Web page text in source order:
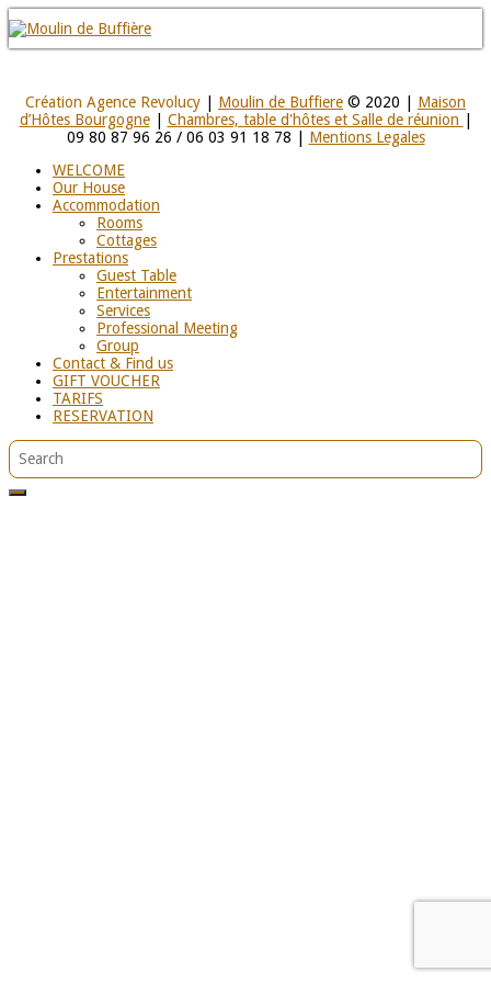
Création Agence Revolucy Moulin de Buffiere © 2020 | Maison
d’Hôtes Bourgogne| Chambres, table d'hôtes et Salle de réunion
09 80 87 96 26 / 06 03 91 18 78 | Mentions Legales
WELCOME
Our House
Accommodation
Rooms
Cottages
Prestations
Guest Table
Entertainment
Services
Professional Meeting
Group
Contact & Find us
GIFT VOUCHER
TARIFS
RESERVATION